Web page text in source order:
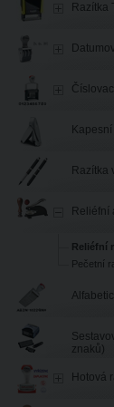
Razítka
Razítka
Reliéfní
Reliéfní
Pečetní
znaků)
Hotová